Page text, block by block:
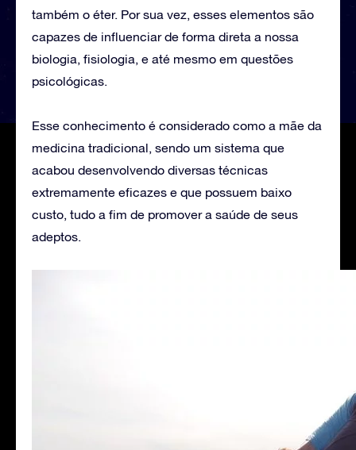
também o éter. Por sua vez, esses elementos são
capazes de influenciar de forma direta a nossa
biologia, fisiologia, e até mesmo em questões
psicológicas.
Esse conhecimento é considerado como a mãe da
medicina tradicional, sendo um sistema que
acabou desenvolvendo diversas técnicas
extremamente eficazes e que possuem baixo
custo, tudo a fim de promover a saúde de seus
adeptos.